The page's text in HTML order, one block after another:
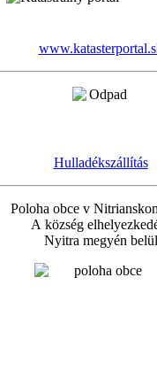
Hulladékszállítás
Poloha obce v
A község
Nyitra megyén belül